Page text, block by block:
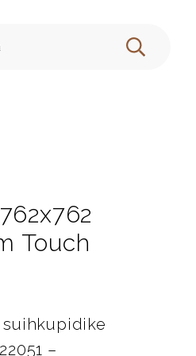
HAE
Touch
suihkupidike
–